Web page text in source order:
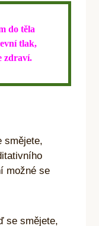
do těla
tlak,
zdraví.
smějete,
možné se
se smějete,